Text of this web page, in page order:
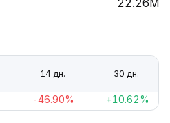
22.26M
14 дн. 30 дн.
-46.90% +10.62%